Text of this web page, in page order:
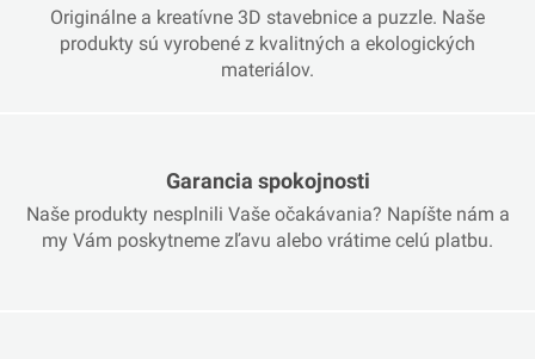
Originálne a kreatívne 3D stavebnice a puzzle. Naše
produkty sú vyrobené z kvalitných a ekologických
materiálov.
Garancia spokojnosti
Naše produkty nesplnili Vaše očakávania? Napíšte nám a
my Vám poskytneme zľavu alebo vrátime celú platbu.